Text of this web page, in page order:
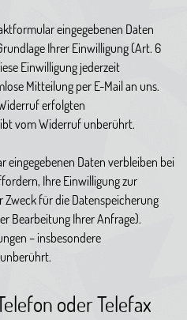
eingegebenen Daten
Ihrer Einwilligung (Art. 6
Einwilligung jederzeit
Mitteilung per E-Mail an uns.
erfolgten
vom Widerruf unberührt.
Daten verbleiben bei
Ihre Einwilligung zur
für die Datenspeicherung
Bearbeitung Ihrer Anfrage).
– insbesondere
oder Telefax